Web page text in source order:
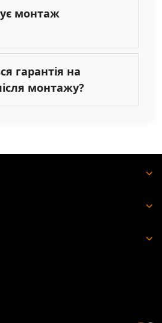
монтаж
гарантія на
монтажу?